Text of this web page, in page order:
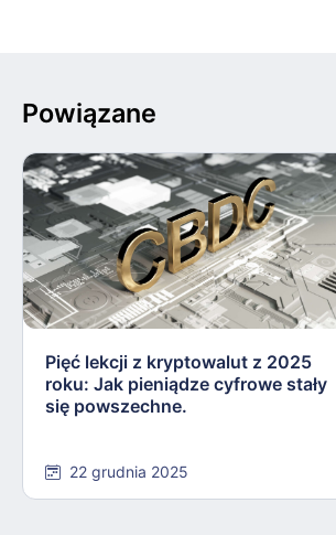
Powiązane
Pięć lekcji z kryptowalut z 2025
roku: Jak pieniądze cyfrowe stały
się powszechne.
22 grudnia 2025